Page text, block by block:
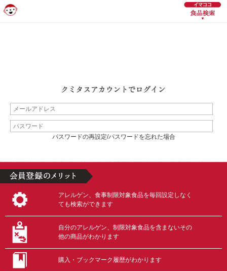
パスワードの再設定/パスワードを忘れた場合
アレルゲン、食事制限対象食品を毎回設定しなく
ても検索ができます
自分のアレルゲン、制限対象食品を含まないその
他の商品がわかります
購入・ブックマーク履歴がわかります